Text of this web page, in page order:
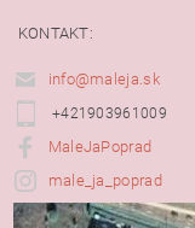
KONTAKT:
info@maleja.sk
+421903961009
MaleJaPoprad
male_ja_poprad